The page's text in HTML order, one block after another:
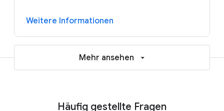
Weitere Informationen
Mehr ansehen
Häufig gestellte Fragen